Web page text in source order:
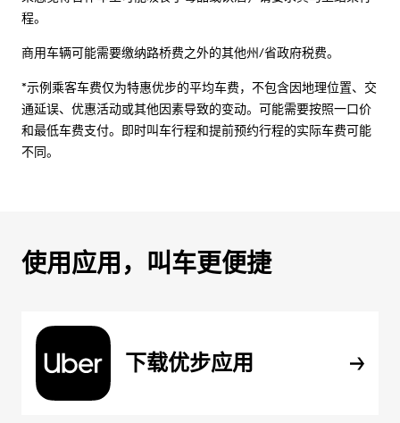
程。
商用车辆可能需要缴纳路桥费之外的其他州/省政府税费。
*示例乘客车费仅为特惠优步的平均车费，不包含因地理位置、交
通延误、优惠活动或其他因素导致的变动。可能需要按照一口价
和最低车费支付。即时叫车行程和提前预约行程的实际车费可能
不同。
使用应用，叫车更便捷
下载优步应用